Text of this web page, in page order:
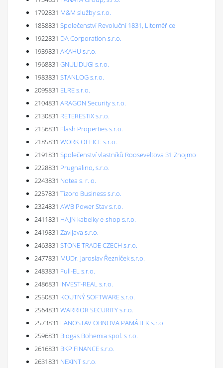
1792831 M&M služby s.r.o.
1858831 Společenství Revoluční 1831, Litoměřice
1922831 DA Corporation s.r.o.
1939831 AKAHU s.r.o.
1968831 GNULIDUGI s.r.o.
1983831 STANLOG s.r.o.
2095831 ELRE s.r.o.
2104831 ARAGON Security s.r.o.
2130831 RETERESTIX s.r.o.
2156831 Flash Properties s.r.o.
2185831 WORK OFFICE s.r.o.
2191831 Společenství vlastníků Rooseveltova 31 Znojmo
2228831 Prugnalino, s.r.o.
2243831 Notea s. r. o.
2257831 Tizoro Business s.r.o.
2324831 AWB Power Stav s.r.o.
2411831 HAJN kabelky e-shop s.r.o.
2419831 Zavijava s.r.o.
2463831 STONE TRADE CZECH s.r.o.
2477831 MUDr. Jaroslav Řezníček s.r.o.
2483831 Full-EL s.r.o.
2486831 INVEST-REAL s.r.o.
2550831 KOUTNÝ SOFTWARE s.r.o.
2564831 WARRIOR SECURITY s.r.o.
2573831 LANOSTAV OBNOVA PAMÁTEK s.r.o.
2596831 Biogas Bohemia spol. s r.o.
2616831 BKP FINANCE s.r.o.
2631831 NEXINT s.r.o.